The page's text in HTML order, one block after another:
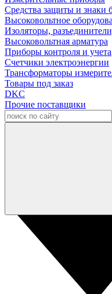
Средства защиты и знаки
Высоковольтное
Изоляторы,
Высоковольтная арматура
Приборы контроля и учета
Счетчики электроэнергии
Трансформаторы
Товары под заказ
DKC
Прочие поставщики